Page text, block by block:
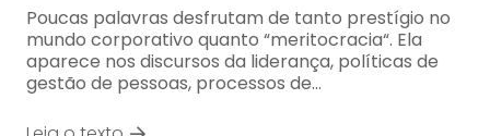
Poucas palavras desfrutam de tanto prestígio no
mundo corporativo quanto “meritocracia“. Ela
aparece nos discursos da liderança, políticas de
gestão de pessoas, processos de…